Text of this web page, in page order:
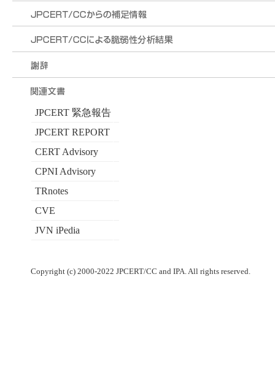
JPCERT 緊急報告
JPCERT REPORT
CERT Advisory
CPNI Advisory
TRnotes
CVE
JVN iPedia
Copyright (c) 2000-2022 JPCERT/CC and IPA. All rights reserved.